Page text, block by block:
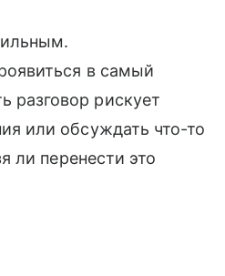
в самый
разговор рискует
или обсуждать что-то
ли перенести это